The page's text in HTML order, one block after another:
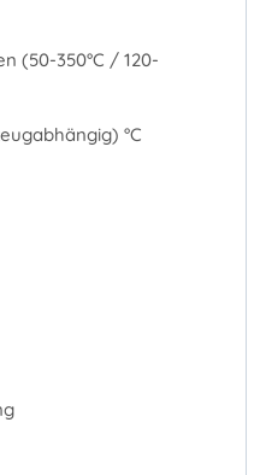
(50-350°C / 120-
°C